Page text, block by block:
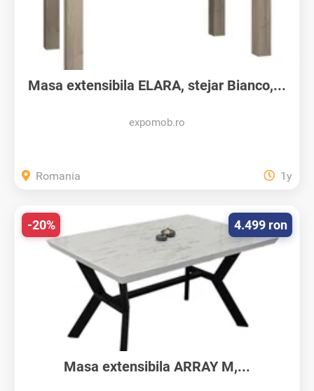
Masa extensibila ELARA, stejar Bianco,...
expomob.ro
Romania 1y
Masa extensibila ARRAY M,...
4.499 ron
-20%